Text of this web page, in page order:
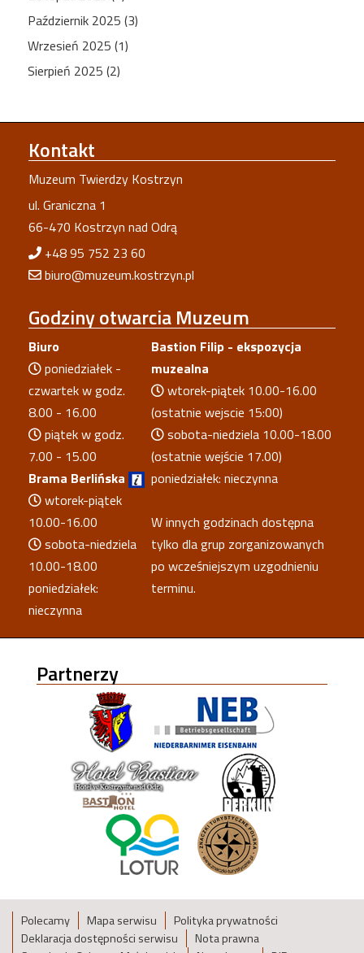
Październik 2025 (3)
Wrzesień 2025 (1)
Sierpień 2025 (2)
Kontakt
Muzeum Twierdzy Kostrzyn
ul. Graniczna 1
66-470 Kostrzyn nad Odrą
+48 95 752 23 60
biuro@muzeum.kostrzyn.pl
Godzinyotwarcia Muzeum
Biuro
poniedziałek -
czwartek w godz.
8.00 - 16.00
piątek w godz.
7.00 - 15.00
Brama Berlińska
wtorek-piątek
10.00-16.00
sobota-niedziela
10.00-18.00
poniedziałek:
nieczynna
Bastion Filip - ekspozycja
muzealna
wtorek-piątek 10.00-16.00
(ostatnie wejscie 15:00)
sobota-niedziela 10.00-18.00
(ostatnie wejście 17.00)
poniedziałek: nieczynna
W innych godzinach dostępna
tylko dla grup zorganizowanych
po wcześniejszym uzgodnieniu
terminu.
Partnerzy
Polecamy Mapa serwisu
Polityka prywatności
Deklaracja dostępności serwisu
Nota prawna